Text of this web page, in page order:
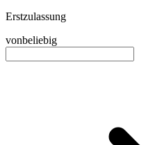
Erstzulassung
vonbeliebig